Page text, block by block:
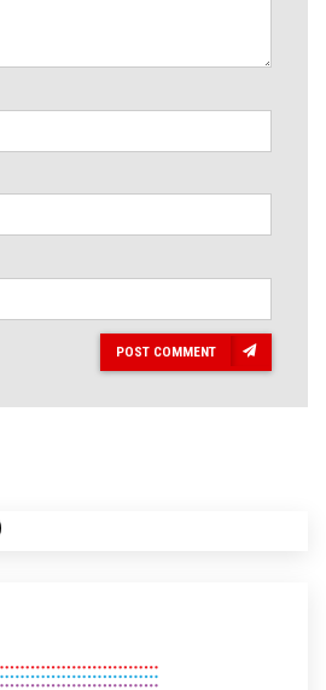
POST COMMENT